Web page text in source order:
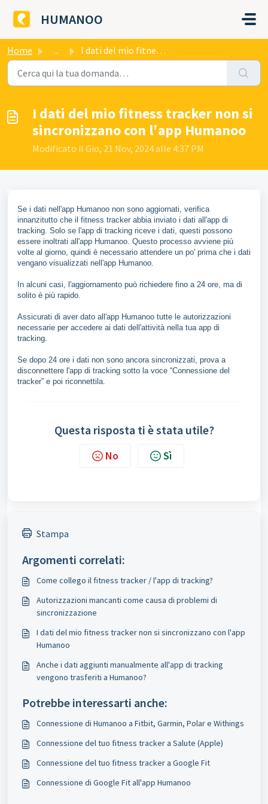
HUMANOO
Home ... I dati del mio fitness tracker non si sincronizzano con l...
I dati del mio fitness tracker non si
sincronizzano con l'app Humanoo
Modificato il Gio, 21 Nov, 2024 alle 4:37 PM
Se i dati nell'app Humanoo non sono aggiornati, verifica
innanzitutto che il fitness tracker abbia inviato i dati all'app di
tracking. Solo se l'app di tracking riceve i dati, questi possono
essere inoltrati all'app Humanoo. Questo processo avviene più
volte al giorno, quindi è necessario attendere un po' prima che i dati
vengano visualizzati nell'app Humanoo.
In alcuni casi, l'aggiornamento può richiedere fino a 24 ore, ma di
solito è più rapido.
Assicurati di aver dato all'app Humanoo tutte le autorizzazioni
necessarie per accedere ai dati dell'attività nella tua app di
tracking.
Se dopo 24 ore i dati non sono ancora sincronizzati, prova a
disconnettere l'app di tracking sotto la voce “Connessione del
tracker” e poi riconnettila.
Questa risposta ti è stata utile?
No Sì
Stampa
Argomenti correlati:
Come collego il fitness tracker / l'app di tracking?
Autorizzazioni mancanti come causa di problemi di
sincronizzazione
I dati del mio fitness tracker non si sincronizzano con l'app
Humanoo
Anche i dati aggiunti manualmente all'app di tracking
vengono trasferiti a Humanoo?
Potrebbe interessarti anche:
Connessione di Humanoo a Fitbit, Garmin, Polar e Withings
Connessione del tuo fitness tracker a Salute (Apple)
Connessione del tuo fitness tracker a Google Fit
Connessione di Google Fit all'app Humanoo